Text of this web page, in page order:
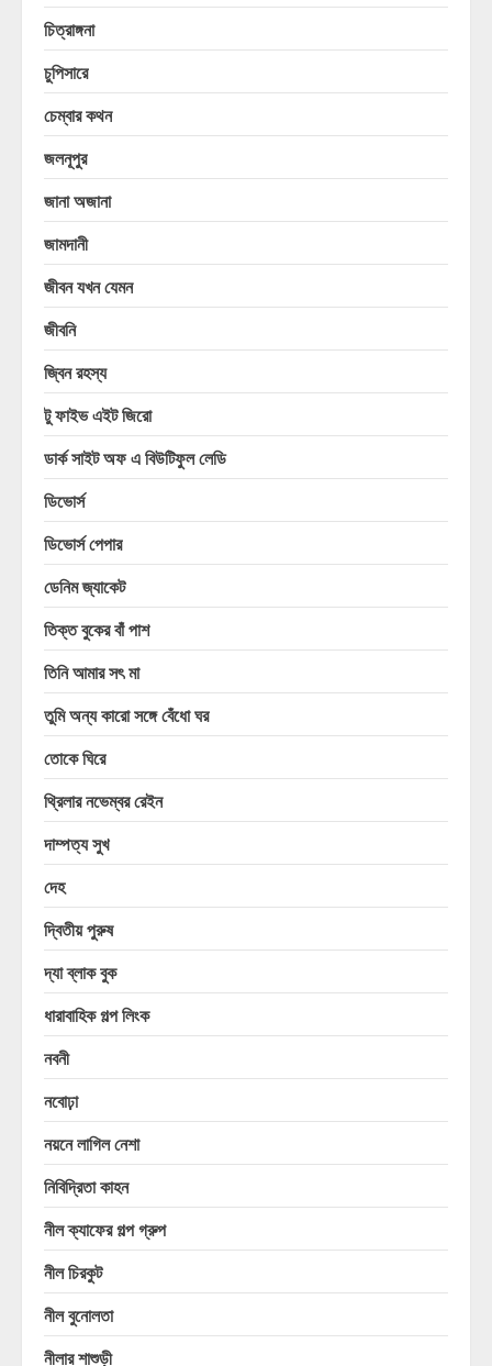
চিত্রাঙ্গনা
চুপিসারে
চেম্বার কথন
জলনূপুর
জানা অজানা
জামদানী
জীবন যখন যেমন
জীবনি
জ্বিন রহস্য
টু ফাইভ এইট জিরো
ডার্ক সাইট অফ এ বিউটিফুল লেডি
ডিভোর্স
ডিভোর্স পেপার
ডেনিম জ্যাকেট
তিক্ত বুকের বাঁ পাশ
তিনি আমার সৎ মা
তুমি অন্য কারো সঙ্গে বেঁধো ঘর
তোকে ঘিরে
থ্রিলার নভেম্বর রেইন
দাম্পত্য সুখ
দেহ
দ্বিতীয় পুরুষ
দ্যা ব্লাক বুক
ধারাবাহিক গল্প লিংক
নবনী
নবোঢ়া
নয়নে লাগিল নেশা
নিবিদ্রিতা কাহন
নীল ক্যাফের গল্প গ্রুপ
নীল চিরকুট
নীল বুনোলতা
নীলার শাশুড়ী